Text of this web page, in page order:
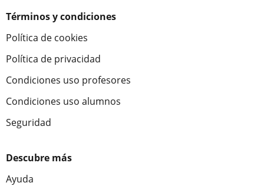
Términos y condiciones
Política de cookies
Política de privacidad
Condiciones uso profesores
Condiciones uso alumnos
Seguridad
Descubre más
Ayuda